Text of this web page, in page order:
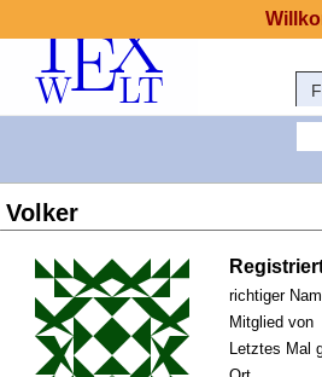
Volker
richtiger
Mitglied von
Letztes Mal